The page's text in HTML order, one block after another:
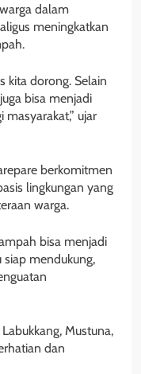
dalam
meningkatkan
kita dorong. Selain
bisa menjadi
ujar
berkomitmen
lingkungan yang
warga.
bisa menjadi
siap mendukung,
Mustuna,
dan